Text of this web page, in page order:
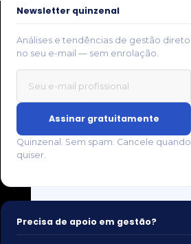
Newsletter quinzenal
Análises e tendências de gestão direto
no seu e-mail — sem enrolação.
Assinar gratuitamente
Quinzenal. Sem spam. Cancele quando
quiser.
Precisa de apoio em gestão?